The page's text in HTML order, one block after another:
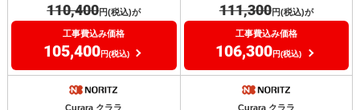
110,400円(税込)が
工事費込み価格
105,400円(税込)
111,300円(税込)が
工事費込み価格
106,300円(税込)
Curara クララ Curara クララ